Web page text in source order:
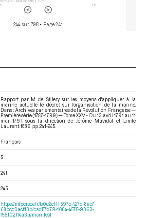
244 sur 798 • Page 241
Rapport par M. de Sillery sur les moyens d'appliquer à la
marine actuelle le décret sur l’organisation de la marine.
Dans : Archives parlementaires de la Révolution Française —
Première série (1787-1799) — Tome XXV - Du 13 avril 1791 au 11
mai 1791
, sous la direction de Jérôme Mavidal et Emile
Laurent. 1886. pp. 241-245.
Français
5
241
245
https://iiif.persee.fr/b0e2cf11-597c-427d-8ac7-
68bcc0acf13b/cad57d79-1084-4575-9363-
f56f02114a3a/manifest